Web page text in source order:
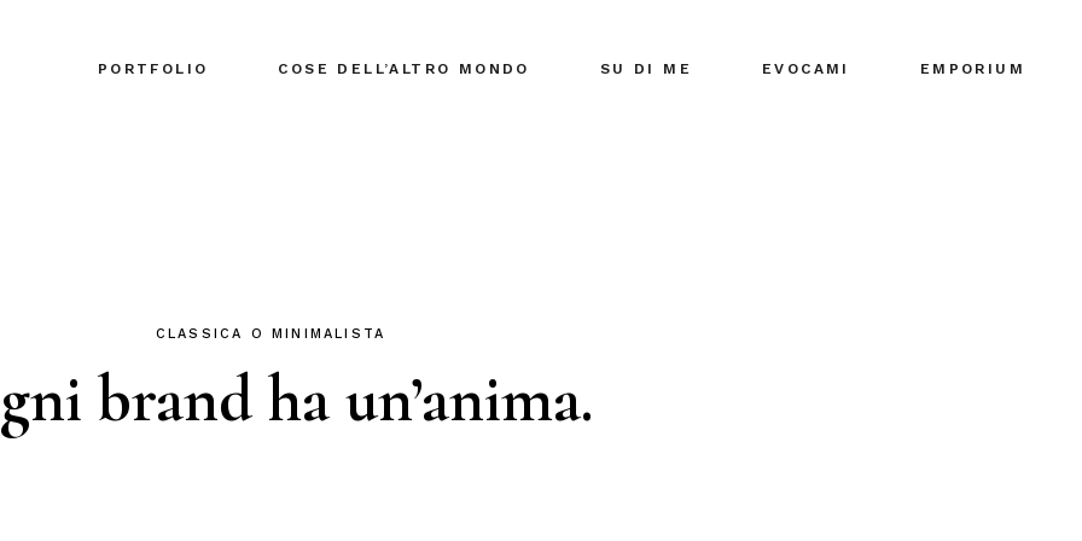
PORTFOLIO COSE DELL’ALTRO MONDO SU DI ME EVOCAMI EMPORIUM
CLASSICA O MINIMALISTA
brand ha un’anima.